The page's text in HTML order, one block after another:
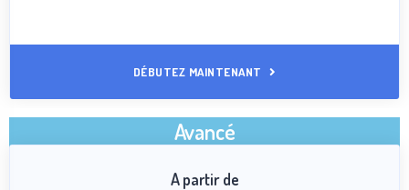
DÉBUTEZ MAINTENANT
Avancé
A partir de